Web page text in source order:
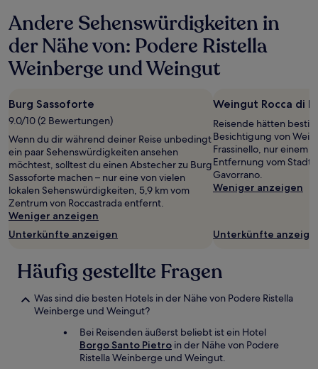
24 Stunden
für
einen
Aufenthalt
mit
2 Erwachsenen
gefunden
wurde.
Preise
und
Verfügbarkeiten
können
sich
ändern.
Es
können
Bedingungen
gelten.
Andere Sehenswürdigkeiten in
der Nähe von: Podere Ristella
Weinberge und Weingut
Burg Sassoforte
9.0/10 (2 Bewertungen)
Wenn du dir während deiner Reise unbedingt
ein paar Sehenswürdigkeiten ansehen
möchtest, solltest du einen Abstecher zu Burg
Sassoforte machen – nur eine von vielen
lokalen Sehenswürdigkeiten, 5,9 km vom
Zentrum von Roccastrada entfernt.
Weniger anzeigen
Unterkünfte anzeigen
Weingut Rocca di
Reisende hätten
Besichtigung von
Frassinello, nur einem
Entfernung vom
Gavorrano.
Weniger anzeigen
Unterkünfte
Häufig gestellte Fragen
Was sind die besten Hotels in der Nähe von Podere Ristella
Weinberge und Weingut?
Bei Reisenden äußerst beliebt ist ein Hotel
Borgo Santo Pietro in der Nähe von Podere
Ristella Weinberge und Weingut.